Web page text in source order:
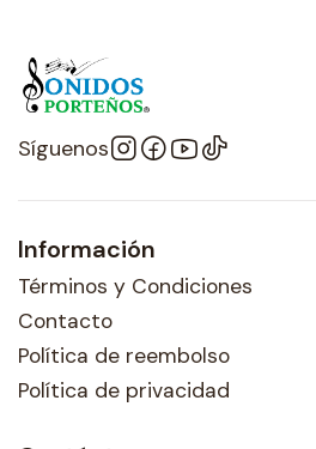
Síguenos
Información
Términos y Condiciones
Contacto
Política de reembolso
Política de privacidad